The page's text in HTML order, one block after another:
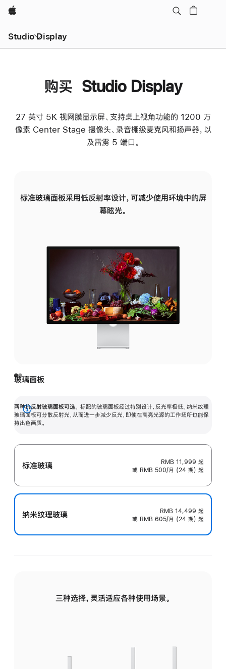
Apple
Studio Display
购买 Studio Display
27 英寸 5K 视网膜显示屏、支持桌上视角功能的 1200 万
像素 Center Stage 摄像头、录音棚级麦克风和扬声器，以
及雷雳 5 端口。
标准玻璃面板采用低反射率设计，可减少使用环境中的屏
幕眩光。
玻璃面板
两种抗反射玻璃面板可选。 标配的玻璃面板经过特别设计，反光率极低。纳米纹理
玻璃面板可分散反射光，从而进一步减少反光，即使在高亮光源的工作场所也能保
持出色画质。
展
开
标准玻璃 RMB 11,999 起
或 RMB 500/月 (24 期) 起
纳米纹理玻璃 RMB 14,499 起
或 RMB 605/月 (24 期) 起
三种选择，灵活适应各种使用场景。